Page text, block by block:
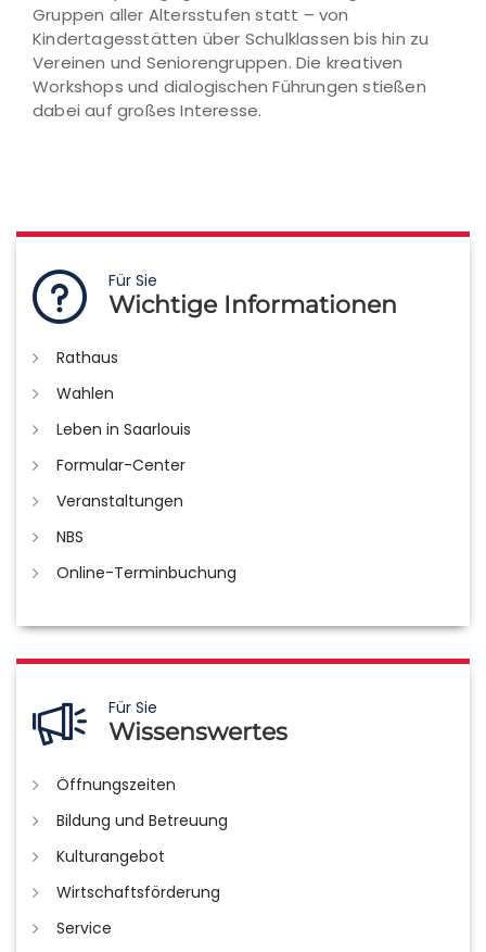
Gruppen aller Altersstufen statt – von
Kindertagesstätten über Schulklassen bis hin zu
Vereinen und Seniorengruppen. Die kreativen
Workshops und dialogischen Führungen stießen
dabei auf großes Interesse.
Für Sie
Wichtige Informationen
Rathaus
Wahlen
Leben in Saarlouis
Formular-Center
Veranstaltungen
NBS
Online-Terminbuchung
Für Sie
Wissenswertes
Öffnungszeiten
Bildung und Betreuung
Kulturangebot
Wirtschaftsförderung
Service